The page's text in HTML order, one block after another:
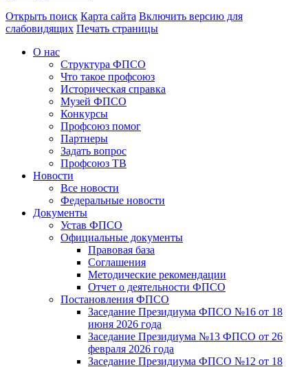
Открыть поиск Карта сайта Включить версию для
слабовидящих Печать страницы
О нас
Структура ФПСО
Что такое профсоюз
Историческая справка
Музей ФПСО
Конкурсы
Профсоюз помог
Партнеры
Задать вопрос
Профсоюз ТВ
Новости
Все новости
Федеральные новости
Документы
Устав ФПСО
Официальные документы
Правовая база
Соглашения
Методические рекомендации
Отчет о деятельности ФПСО
Постановления ФПСО
Заседание Президиума ФПСО №16 от 18
июня 2026 года
Заседание Президиума №13 ФПСО от 26
февраля 2026 года
Заседание Президиума ФПСО №12 от 18